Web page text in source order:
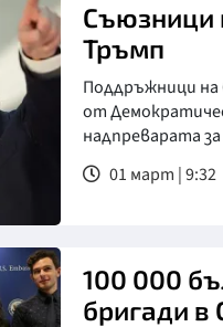
Съюзници
Тръмп
Поддръжници
от
надпреварата
01 март | 9:32
100 000
бригади